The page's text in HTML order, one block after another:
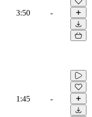
3:50 -
1:45 -